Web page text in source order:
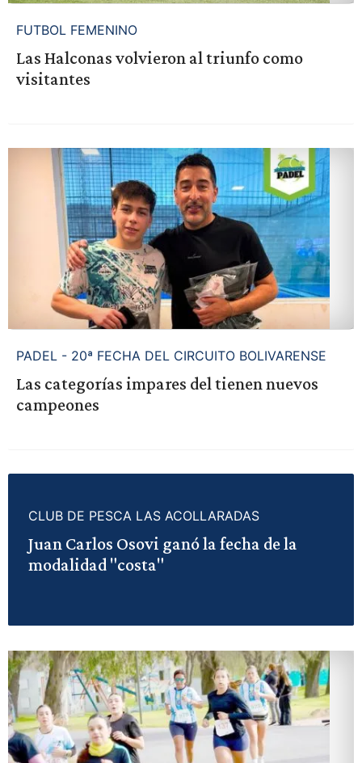
FUTBOL FEMENINO
Las Halconas volvieron al triunfo como
visitantes
PADEL - 20ª FECHA DEL CIRCUITO BOLIVARENSE
Las categorías impares del tienen nuevos
campeones
CLUB DE PESCA LAS ACOLLARADAS
Juan Carlos Osovi ganó la fecha de la
modalidad "costa"